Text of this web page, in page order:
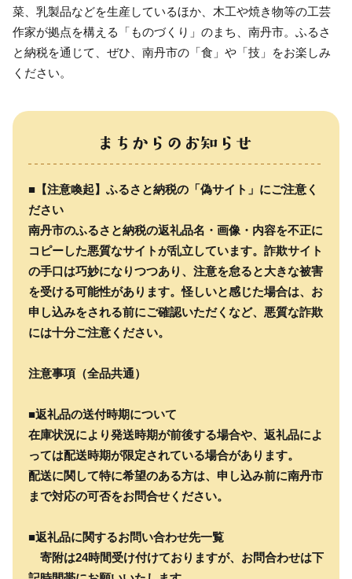
菜、乳製品などを生産しているほか、木工や焼き物等の工芸
作家が拠点を構える「ものづくり」のまち、南丹市。ふるさ
と納税を通じて、ぜひ、南丹市の「食」や「技」をお楽しみ
ください。
■【注意喚起】ふるさと納税の「偽サイト」にご注意く
ださい
南丹市のふるさと納税の返礼品名・画像・内容を不正に
コピーした悪質なサイトが乱立しています。詐欺サイト
の手口は巧妙になりつつあり、注意を怠ると大きな被害
を受ける可能性があります。怪しいと感じた場合は、お
申し込みをされる前にご確認いただくなど、悪質な詐欺
には十分ご注意ください。
注意事項（全品共通）
■返礼品の送付時期について
在庫状況により発送時期が前後する場合や、返礼品によ
っては配送時期が限定されている場合があります。
配送に関して特に希望のある方は、申し込み前に南丹市
まで対応の可否をお問合せください。
■返礼品に関するお問い合わせ先一覧
寄附は24時間受け付けておりますが、お問合わせは下